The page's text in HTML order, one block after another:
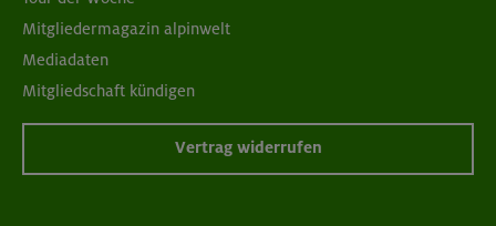
Preis für Mitglieder
anderer Sektionen
Mitgliedermagazin alpinwelt
Mediadaten
Mitgliedschaft kündigen
Vertrag widerrufen